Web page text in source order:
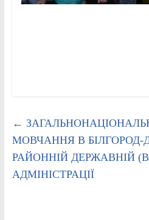
←
МОВЧАННЯ В БІЛГОРОД-
РАЙОННІЙ ДЕРЖАВНІЙ
АДМІНІСТРАЦІЇ